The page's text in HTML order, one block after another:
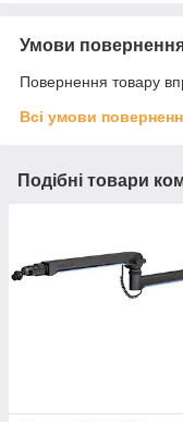
Умови
Повернення товару
Всі умови
Подібні товари